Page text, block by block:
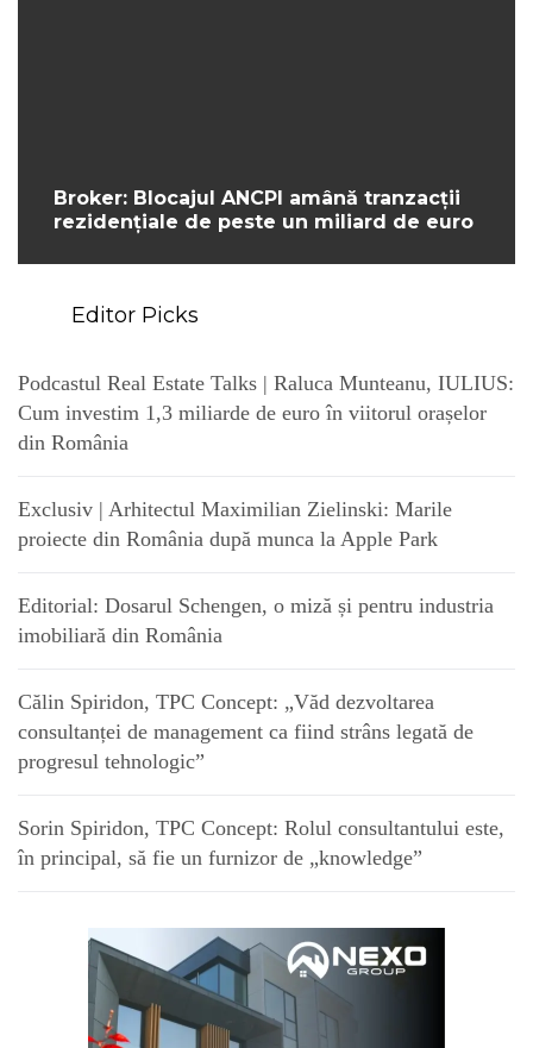
Broker: Blocajul ANCPI amână tranzacții
rezidențiale de peste un miliard de euro
Editor Picks
Podcastul Real Estate Talks | Raluca Munteanu, IULIUS:
Cum investim 1,3 miliarde de euro în viitorul orașelor
din România
Exclusiv | Arhitectul Maximilian Zielinski: Marile
proiecte din România după munca la Apple Park
Editorial: Dosarul Schengen, o miză și pentru industria
imobiliară din România
Călin Spiridon, TPC Concept: „Văd dezvoltarea
consultanței de management ca fiind strâns legată de
progresul tehnologic”
Sorin Spiridon, TPC Concept: Rolul consultantului este,
în principal, să fie un furnizor de „knowledge”